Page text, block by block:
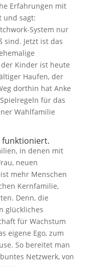
Erfahrungen mit
und sagt:
System nur
Jetzt ist das
Kinder ist heute
Haufen, der
dorthin hat Anke
für das
Wahlfamilie
funktioniert.
in denen mit
neuen
mehr Menschen
Kernfamilie,
Denn, die
glückliches
für Wachstum
eigene Ego, zum
So bereitet man
Netzwerk, von